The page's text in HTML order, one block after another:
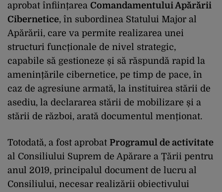
aprobat înființarea Comandamentului Apărării
Cibernetice, în subordinea Statului Major al
Apărării, care va permite realizarea unei
structuri funcționale de nivel strategic,
capabile să gestioneze și să răspundă rapid la
amenințările cibernetice, pe timp de pace, în
caz de agresiune armată, la instituirea stării de
asediu, la declararea stării de mobilizare și a
stării de război, arată documentul menționat.
Totodată, a fost aprobat Programul de activitate
al Consiliului Suprem de Apărare a Țării pentru
anul 2019, principalul document de lucru al
Consiliului, necesar realizării obiectivului